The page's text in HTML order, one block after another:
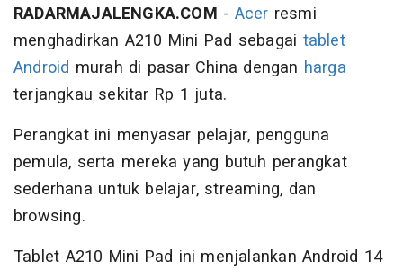
RADARMAJALENGKA.COM - Acer resmi
menghadirkan A210 Mini Pad sebagai tablet
Android murah di pasar China dengan harga
terjangkau sekitar Rp 1 juta.
Perangkat ini menyasar pelajar, pengguna
pemula, serta mereka yang butuh perangkat
sederhana untuk belajar, streaming, dan
browsing.
Tablet A210 Mini Pad ini menjalankan Android 14